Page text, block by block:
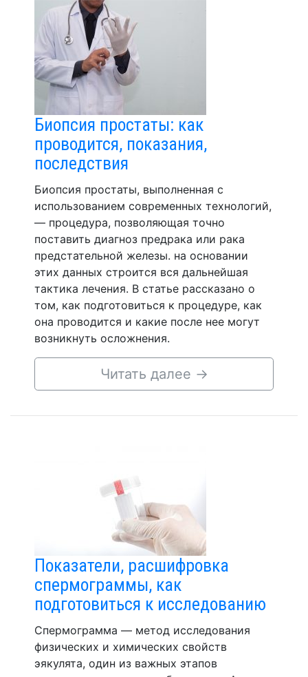
Биопсия простаты: как
проводится, показания,
последствия
Биопсия простаты, выполненная с
использованием современных технологий,
— процедура, позволяющая точно
поставить диагноз предрака или рака
предстательной железы. на основании
этих данных строится вся дальнейшая
тактика лечения. В статье рассказано о
том, как подготовиться к процедуре, как
она проводится и какие после нее могут
возникнуть осложнения.
Читать далее →
Показатели, расшифровка
спермограммы, как
подготовиться к исследованию
Спермограмма — метод исследования
физических и химических свойств
эякулята, один из важных этапов